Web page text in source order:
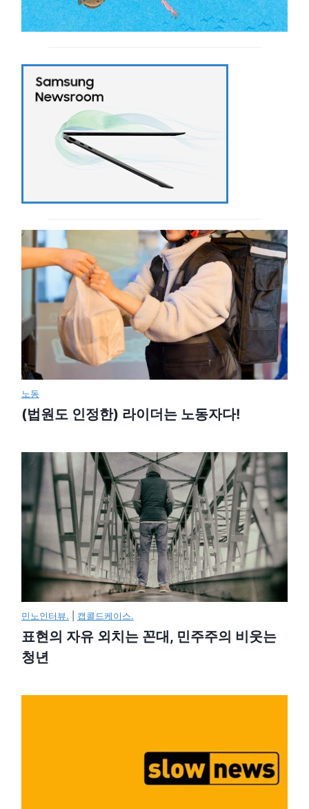
노동
(법원도 인정한) 라이더는 노동자다!
민노인터뷰. 캡콜드케이스.
표현의 자유 외치는 꼰대, 민주주의 비웃는
청년